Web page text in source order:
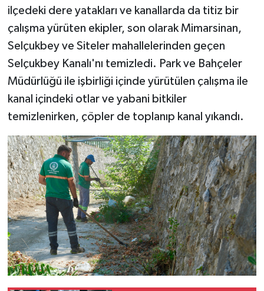
ilçedeki dere yatakları ve kanallarda da titiz bir
çalışma yürüten ekipler, son olarak Mimarsinan,
Selçukbey ve Siteler mahallelerinden geçen
Selçukbey Kanalı'nı temizledi. Park ve Bahçeler
Müdürlüğü ile işbirliği içinde yürütülen çalışma ile
kanal içindeki otlar ve yabani bitkiler
temizlenirken, çöpler de toplanıp kanal yıkandı.